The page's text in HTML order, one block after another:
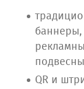
баннеры,
QR и